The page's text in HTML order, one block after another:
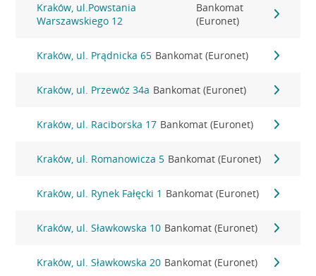
Kraków, ul.Powstania
Warszawskiego 12
Bankomat
(Euronet)
Kraków, ul. Prądnicka 65 Bankomat (Euronet)
Kraków, ul. Przewóz 34a Bankomat (Euronet)
Kraków, ul. Raciborska 17 Bankomat (Euronet)
Kraków, ul. Romanowicza 5 Bankomat (Euronet)
Kraków, ul. Rynek Fałęcki 1 Bankomat (Euronet)
Kraków, ul. Sławkowska 10 Bankomat (Euronet)
Kraków, ul. Sławkowska 20 Bankomat (Euronet)